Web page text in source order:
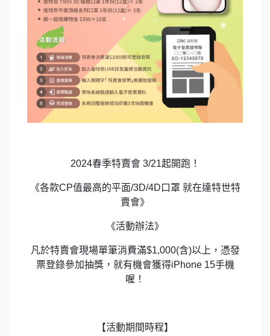
2024春季特賣會 3/21起開跑！
《各款CP值最高的平面/3D/4D口罩 就在達特世特
賣會》
《活動辦法》
凡於特賣會現場單筆消費滿$1,000(含)以上，憑發
票登錄參加抽獎，就有機會獲得iPhone 15手機
喔！
【活動期間時程】